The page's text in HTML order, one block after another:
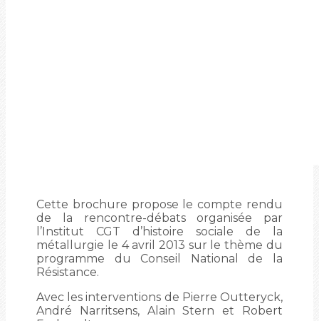
Cette brochure propose le compte rendu
de la rencontre-débats organisée par
l’Institut CGT d’histoire sociale de la
métallurgie le 4 avril 2013 sur le thème du
programme du Conseil National de la
Résistance.
Avec les interventions de Pierre Outteryck,
André Narritsens, Alain Stern et Robert